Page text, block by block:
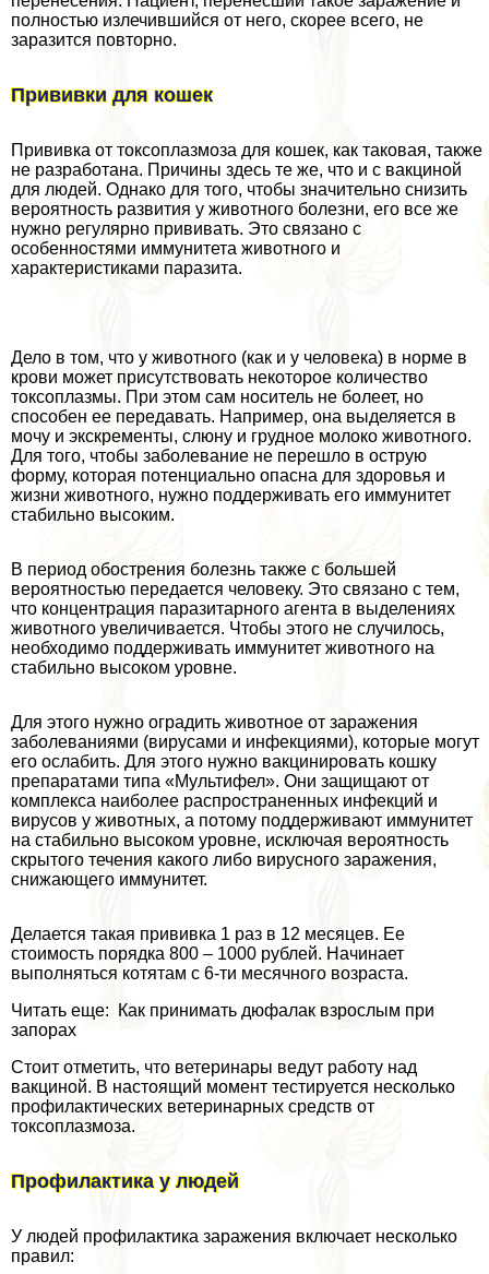
полностью излечившийся от него, скорее всего, не
заразится повторно.
Прививки для кошек
Прививка от токсоплазмоза для кошек, как таковая, также
не разработана. Причины здесь те же, что и с вакциной
для людей. Однако для того, чтобы значительно снизить
вероятность развития у животного болезни, его все же
нужно регулярно прививать. Это связано с
особенностями иммунитета животного и
хаpaктеристиками паразита.
Дело в том, что у животного (как и у человека) в норме в
крови может присутствовать некоторое количество
токсоплазмы. При этом сам носитель не болеет, но
способен ее передавать. Например, она выделяется в
мочу и экскременты, слюну и грудное молоко животного.
Для того, чтобы заболевание не перешло в острую
форму, которая потенциально опасна для здоровья и
жизни животного, нужно поддерживать его иммунитет
стабильно высоким.
В период обострения болезнь также с большей
вероятностью передается человеку. Это связано с тем,
что концентрация паразитарного агента в выделениях
животного увеличивается. Чтобы этого не случилось,
необходимо поддерживать иммунитет животного на
стабильно высоком уровне.
Для этого нужно оградить животное от заражения
заболеваниями (вирусами и инфекциями), которые могут
его ослабить. Для этого нужно вакцинировать кошку
препаратами типа «Мультифел». Они защищают от
комплекса наиболее распространенных инфекций и
вирусов у животных, а потому поддерживают иммунитет
на стабильно высоком уровне, исключая вероятность
скрытого течения какого либо вирусного заражения,
снижающего иммунитет.
Делается такая прививка 1 раз в 12 месяцев. Ее
стоимость порядка 800 – 1000 рублей. Начинает
выполняться котятам с 6-ти мecячного возраста.
Читать еще: Как принимать дюфалак взрослым при
запорах
Стоит отметить, что ветеринары ведут работу над
вакциной. В настоящий момент тестируется несколько
профилактических ветеринарных средств от
токсоплазмоза.
Профилактика у людей
У людей профилактика заражения включает несколько
правил: